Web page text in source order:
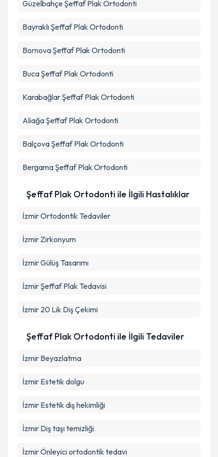
Güzelbahçe Şeffaf Plak Ortodonti
BayraklıŞeffaf Plak Ortodonti
BornovaŞeffaf Plak Ortodonti
BucaŞeffaf Plak Ortodonti
KarabağlarŞeffaf Plak Ortodonti
AliağaŞeffaf Plak Ortodonti
BalçovaŞeffaf Plak Ortodonti
BergamaŞeffaf Plak Ortodonti
Şeffaf Plak Ortodonti ile İlgili Hastalıklar
İzmir Ortodontik Tedaviler
İzmir Zirkonyum
İzmir Gülüş Tasarımı
İzmir Şeffaf Plak Tedavisi
İzmir 20 Lik Diş Çekimi
Şeffaf Plak Ortodonti ile İlgili Tedaviler
İzmir Beyazlatma
İzmir Estetik dolgu
İzmir Estetik diş hekimliği
İzmir Diş taşı temizliği
İzmir Önleyici ortodontik tedavi